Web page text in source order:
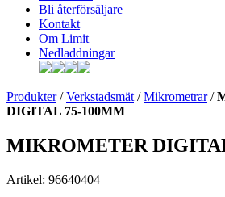
Bli återförsäljare
Kontakt
Om Limit
Nedladdningar
Produkter/Verkstadsmät /Mikrometrar/
DIGITAL 75-100MM
MIKROMETER
Artikel: 96640404